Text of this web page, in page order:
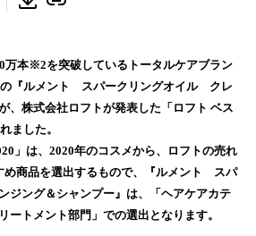
万本※2を突破しているトータルケアブラン
の『ルメント スパークリングオイル クレ
、株式会社ロフトが発表した「ロフト ベス
ました。
」は、2020年のコスメから、ロフトの売れ
商品を選出するもので、『ルメント スパ
ング＆シャンプー』は、「ヘアケアカテ
ートメント部門」での選出となります。